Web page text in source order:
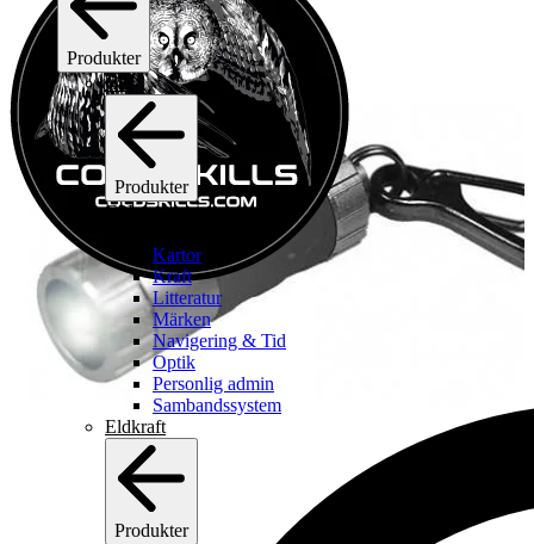
Produkter
C2I
Produkter
C2I
Kartor
Kraft
Litteratur
Märken
Navigering & Tid
Optik
Personlig admin
Sambandssystem
Eldkraft
Produkter